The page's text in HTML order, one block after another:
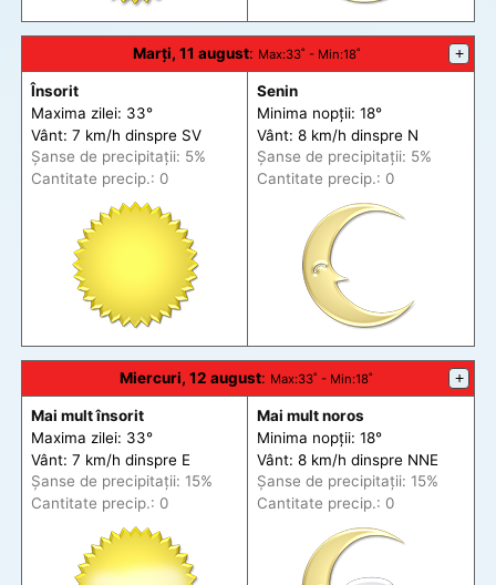
Marți, 11 august: Max:33˚ - Min:18˚ +
Însorit
Maxima zilei: 33°
Vânt: 7 km/h dinspre SV
Șanse de precipitații: 5%
Cantitate precip.: 0
Senin
Minima nopții: 18°
Vânt: 8 km/h dinspre N
Șanse de precipitații: 5%
Cantitate precip.: 0
Miercuri, 12 august: Max:33˚ - Min:18˚ +
Mai mult însorit
Maxima zilei: 33°
Vânt: 7 km/h dinspre E
Șanse de precipitații: 15%
Cantitate precip.: 0
Mai mult noros
Minima nopții: 18°
Vânt: 8 km/h dinspre NNE
Șanse de precipitații: 15%
Cantitate precip.: 0